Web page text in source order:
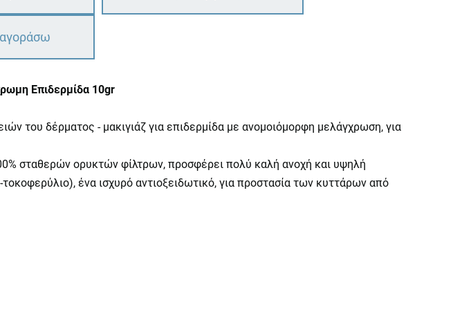
Επιδερμίδα 10gr
του δέρματος - μακιγιάζ για επιδερμίδα με ανομοιόμορφη μελάγχρωση, για
σταθερών ορυκτών φίλτρων, προσφέρει πολύ καλή ανοχή και υψηλή
ένα ισχυρό αντιοξειδωτικό, για προστασία των κυττάρων από